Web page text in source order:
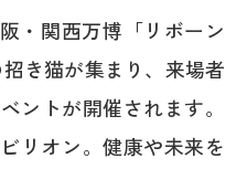
・関西万博「リボーン
き猫が集まり、来場者
ントが開催されます。
リオン。健康や未来を